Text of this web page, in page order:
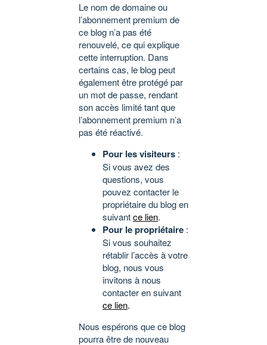
Le nom de domaine ou
l’abonnement premium de
ce blog n’a pas été
renouvelé, ce qui explique
cette interruption. Dans
certains cas, le blog peut
également être protégé par
un mot de passe, rendant
son accès limité tant que
l’abonnement premium n’a
pas été réactivé.
Pour les visiteurs :
Si vous avez des
questions, vous
pouvez contacter le
propriétaire du blog en
suivantce lien.
Pour le propriétaire :
Si vous souhaitez
rétablir l’accès à votre
blog, nous vous
invitons à nous
contacter en suivant
ce lien.
Nous espérons que ce blog
pourra être de nouveau